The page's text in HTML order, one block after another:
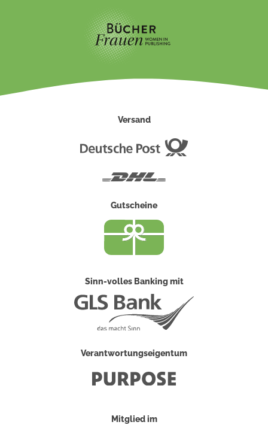
Versand
Gutscheine
Sinn-volles Banking mit
Verantwortungseigentum
Mitglied im